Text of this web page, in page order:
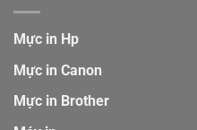
Mực in Hp
Mực in Canon
Mực in Brother